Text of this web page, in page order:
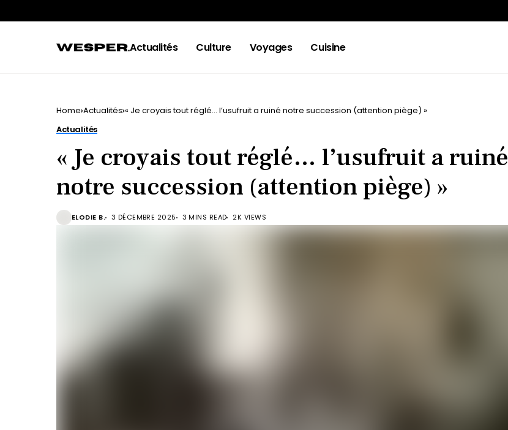
Actualités Culture Voyages Cuisine
Home Actualités « Je croyais tout réglé… l’usufruit a ruiné notre succession (attention piège) »
Actualités
« Je croyais tout réglé… l’usufruit a ruiné
notre succession (attention piège) »
ELODIE B. 3 DÉCEMBRE 2025 3 MINS READ 2K VIEWS